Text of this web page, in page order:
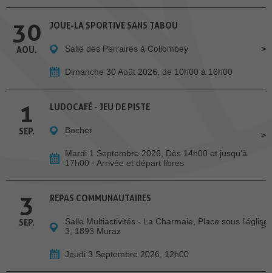
30
AOU.
JOUE-LA SPORTIVE SANS TABOU
Salle des Perraires à Collombey
Dimanche 30 Août 2026, de 10h00 à 16h00
1
SEP.
LUDOCAFÉ - JEU DE PISTE
Bochet
Mardi 1 Septembre 2026, Dès 14h00 et jusqu'à
17h00 - Arrivée et départ libres
3
SEP.
REPAS COMMUNAUTAIRES
Salle Multiactivités - La Charmaie, Place sous l'église
3, 1893 Muraz
Jeudi 3 Septembre 2026, 12h00